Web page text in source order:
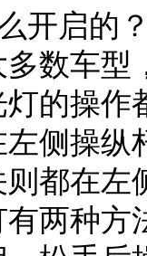
开启的
车型
的操
侧操
都在左
种方